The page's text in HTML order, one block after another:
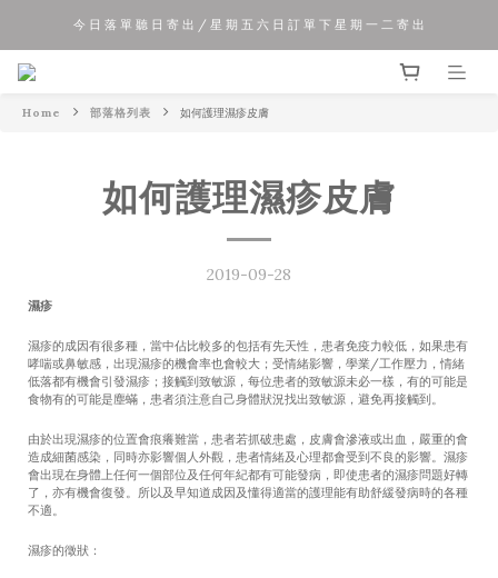
夏 日 優 惠 正 式 開 始!!
今 日 落 單 聽 日 寄 出 / 星 期 五 六 日 訂 單 下 星 期 一 二 寄 出
Home 部落格列表 如何護理濕疹皮膚
如何護理濕疹皮膚
2019-09-28
濕疹
濕疹的成因有很多種，當中佔比較多的包括有先天性，患者免疫力較低，如果患有
哮喘或鼻敏感，出現濕疹的機會率也會較大；受情緒影響，學業/工作壓力，情緒
低落都有機會引發濕疹；接觸到致敏源，每位患者的致敏源未必一樣，有的可能是
食物有的可能是塵蟎，患者須注意自己身體狀況找出致敏源，避免再接觸到。
由於出現濕疹的位置會痕癢難當，患者若抓破患處，皮膚會滲液或出血，嚴重的會
造成細菌感染，同時亦影響個人外觀，患者情緒及心理都會受到不良的影響。濕疹
會出現在身體上任何一個部位及任何年紀都有可能發病，即使患者的濕疹問題好轉
了，亦有機會復發。所以及早知道成因及懂得適當的護理能有助舒緩發病時的各種
不適。
濕疹的徵狀：